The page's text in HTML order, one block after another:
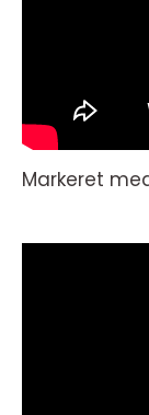
Markeret